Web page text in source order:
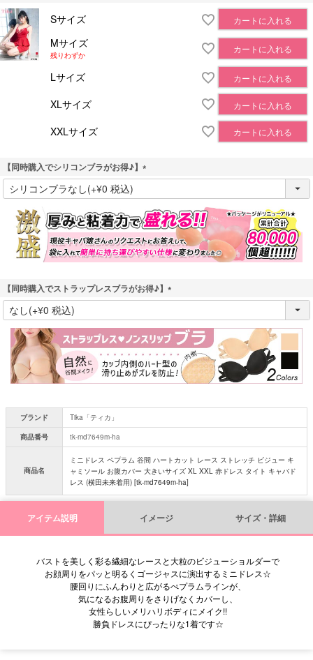
Sサイズ
カートに入れる
Mサイズ
残りわずか
カートに入れる
Lサイズ カートに入れる
XLサイズ カートに入れる
XXLサイズ カートに入れる
【同時購入でシリコンブラがお得♪】
(
)
【同時購入でストラップレスブラがお得♪】
(
須
)
ブランド
Tika「ティカ」
商品番号
tk-md7649m-ha
商品名
ミニドレス ペプラム 谷間 ハートカット レース ストレッチ ビジュー キ
ャミソール お腹カバー 大きいサイズ XL XXL 赤ドレス タイト キャバド
レス (横田未来着用) [tk-md7649m-ha]
アイテム説明 イメージ サイズ・詳細
バストを美しく彩る繊細なレースと大粒のビジューショルダーで
お顔周りをパッと明るくゴージャスに演出するミニドレス☆
腰回りにふんわりと広がるぺプラムラインが、
気になるお腹周りをさりげなくカバーし、
女性らしいメリハリボディにメイク!!
勝負ドレスにぴったりな1着です☆